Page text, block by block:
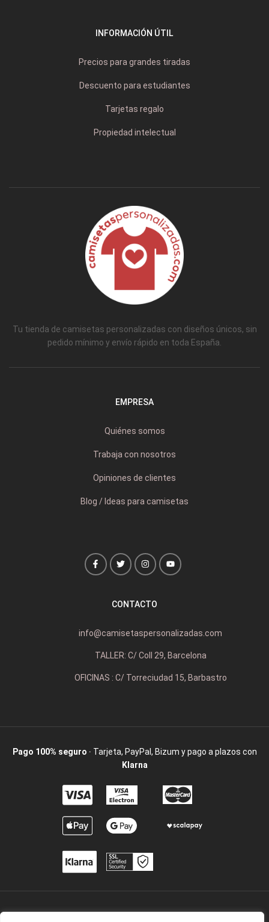
INFORMACIÓN ÚTIL
Precios para grandes tiradas
Descuento para estudiantes
Tarjetas regalo
Propiedad intelectual
Tu tienda de camisetas personalizadas con diseños únicos, sin
pedido mínimo y envío rápido en toda España.
EMPRESA
Quiénes somos
Trabaja con nosotros
Opiniones de clientes
Blog / Ideas para camisetas
CONTACTO
info@camisetaspersonalizadas.com
TALLER: C/ Coll 29, Barcelona
OFICINAS : C/ Torreciudad 15, Barbastro
Pago 100% seguro · Tarjeta, PayPal, Bizum y pago a plazos con
Klarna
2009 / ©2025 Camisetaspersonalizadas.com. Todos los derechos